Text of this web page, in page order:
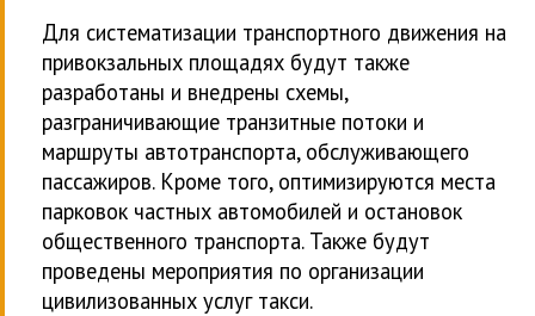
Для систематизации транспортного движения на
привокзальных площадях будут также
разработаны и внедрены схемы,
разграничивающие транзитные потоки и
маршруты автотранспорта, обслуживающего
пассажиров. Кроме того, оптимизируются места
парковок частных автомобилей и остановок
общественного транспорта. Также будут
проведены мероприятия по организации
цивилизованных услуг такси.